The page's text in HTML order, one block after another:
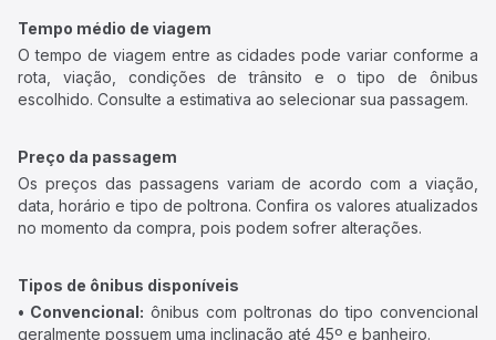
Tempo médio de viagem
O tempo de viagem entre as cidades pode variar conforme a
rota, viação, condições de trânsito e o tipo de ônibus
escolhido. Consulte a estimativa ao selecionar sua passagem.
Preço da passagem
Os preços das passagens variam de acordo com a viação,
data, horário e tipo de poltrona. Confira os valores atualizados
no momento da compra, pois podem sofrer alterações.
Tipos de ônibus disponíveis
• Convencional: ônibus com poltronas do tipo convencional
geralmente possuem uma inclinação até 45º e banheiro.